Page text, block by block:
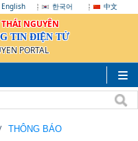
English 한국어 中文
NGUYÊN
TIN ĐIỆN TỬ
PORTAL
THÔNG BÁO